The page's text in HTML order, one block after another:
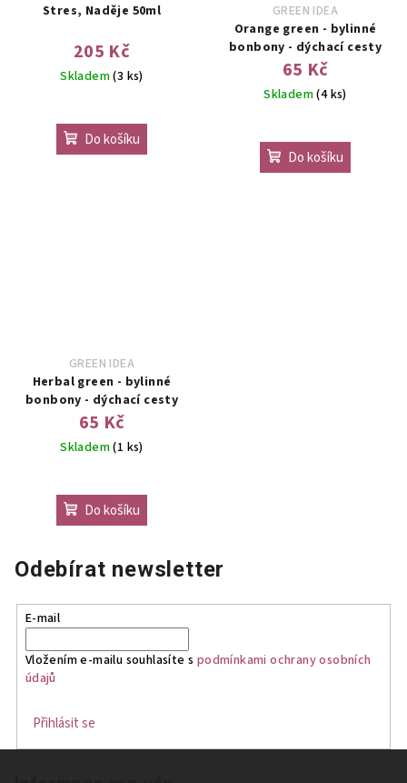
Stres, Naděje 50ml
205 Kč
Skladem(3 ks)
Do košíku
GREEN IDEA
Orange green - bylinné
bonbony - dýchací cesty
65 Kč
Skladem(4 ks)
Do košíku
GREEN IDEA
Herbal green - bylinné
bonbony - dýchací cesty
65 Kč
Skladem(1 ks)
Do košíku
Odebírat newsletter
E-mail
Vložením e-mailu souhlasíte s podmínkami ochrany osobních
údajů
Přihlásit se